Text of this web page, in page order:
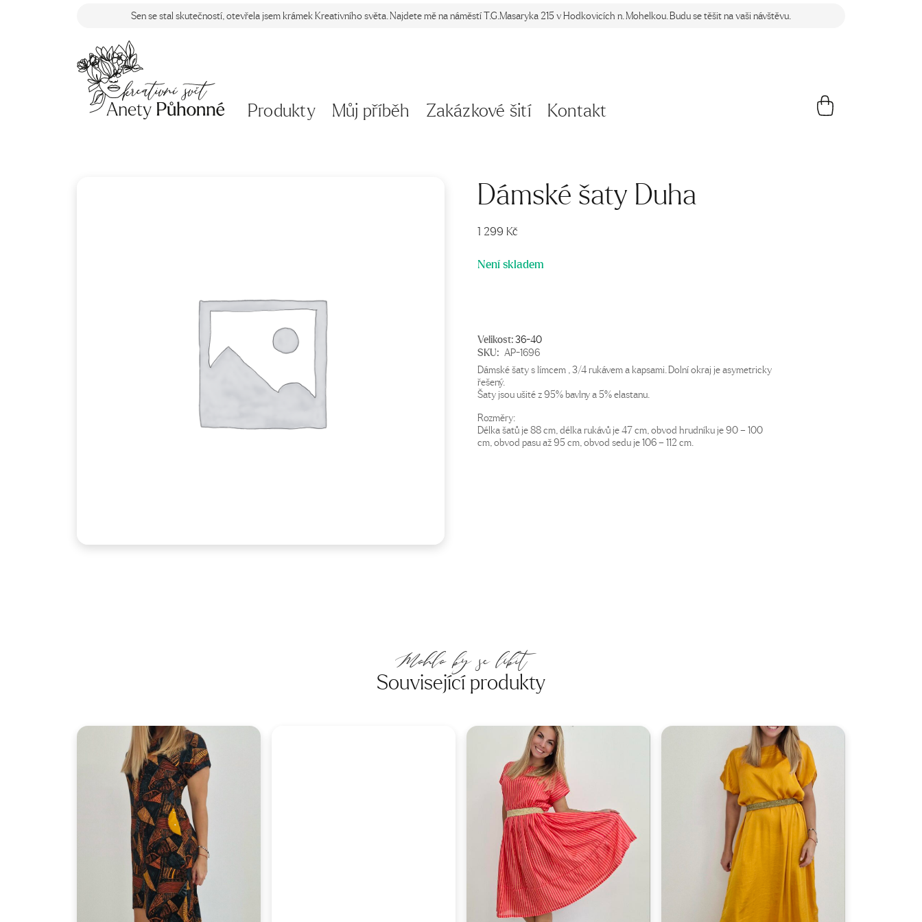
Sen se stal skutečností, otevřela jsem krámek Kreativního světa. Najdete mě na náměstí T.G.Masaryka 215 v Hodkovicích n. Mohelkou. Budu se těšit na vaši návštěvu.
Produkty Můj příběh Zakázkové šití Kontakt
Dámské šaty Duha
1 299 Kč
Není skladem
Velikost:36-40
SKU: AP-1696
Dámské šaty s límcem , 3/4 rukávem a kapsami. Dolní okraj je asymetricky
řešený.
Šaty jsou ušité z 95% bavlny a 5% elastanu.
Rozměry:
Délka šatů je 88 cm, délka rukávů je 47 cm, obvod hrudníku je 90 – 100
cm, obvod pasu až 95 cm, obvod sedu je 106 – 112 cm.
Mohlo by se líbit
Související produkty